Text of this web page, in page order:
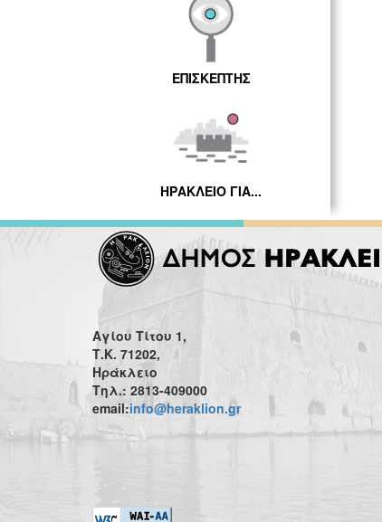
ΕΠΙΣΚΕΠΤΗΣ
ΗΡΑΚΛΕΙΟ ΓΙΑ...
Αγίου Τίτου 1,
Τ.Κ. 71202,
Ηράκλειο
Τηλ.: 2813-409000
email:info@heraklion.gr